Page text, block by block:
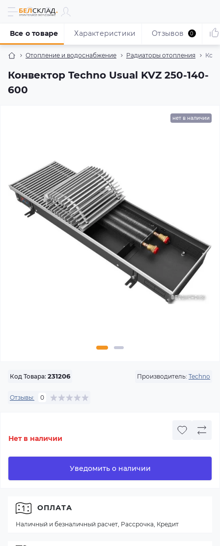
Отопление и водоснабжение Радиаторы отопления
Конвектор Techno Usual KVZ 250-140-
600
Все о товаре Характеристики Отзывов 0
нет в наличии
Код Товара: 231206 Производитель: Techno
Отзывы: 0
Нет в наличии
Уведомить о наличии
ОПЛАТА
Наличный и безналичный расчет, Рассрочка, Кредит